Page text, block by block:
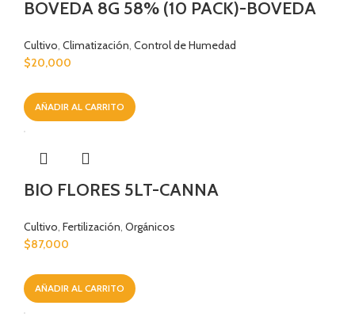
BOVEDA 8G 58% (10 PACK)-BOVEDA
Cultivo Climatización Control de Humedad
$20,000
AÑADIR AL CARRITO
BIO FLORES 5LT-CANNA
Cultivo, Fertilización, Orgánicos
$87,000
AÑADIR AL CARRITO